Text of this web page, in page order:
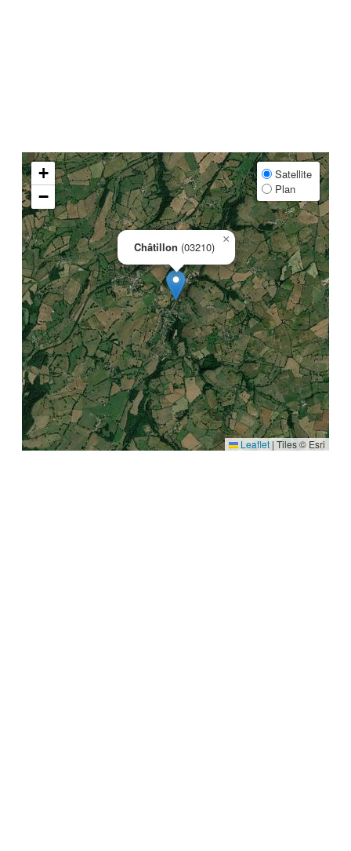
Châtillon (03210)
×
+
−
Satellite
Plan
Leaflet | Tiles © Esri